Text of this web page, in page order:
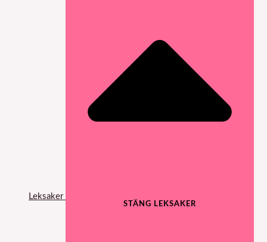
Leksaker
STÄNG LEKSAKER